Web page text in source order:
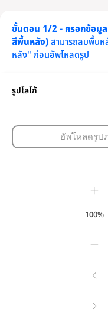
ขั้นตอน 1/2 - กรอกข้อมู
สีพื้นหลัง)สามารถลบพื้น
หลัง" ก่อนอัพโหลดรูป
รูปโลโก้
อัพโหลดรูป
100%